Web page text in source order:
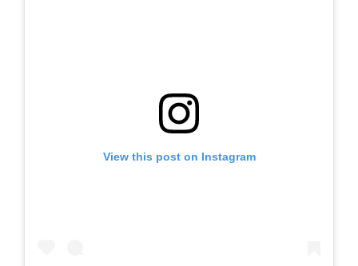
View this post on Instagram